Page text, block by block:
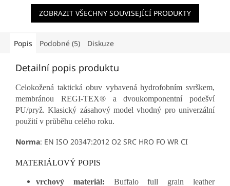
ZOBRAZIT VŠECHNY SOUVISEJÍCÍ PRODUKTY
Popis Podobné (5) Diskuze
Detailní popis produktu
Celokožená taktická obuv vybavená hydrofobním svrškem,
membránou REGI-TEX® a dvoukomponentní podešví
PU/pryž. Klasický zásahový model vhodný pro univerzální
použití v průběhu celého roku.
Norma: EN ISO 20347:2012 O2 SRC HRO FO WR CI
MATERIÁLOVÝ POPIS
vrchový materiál: Buffalo full grain leather